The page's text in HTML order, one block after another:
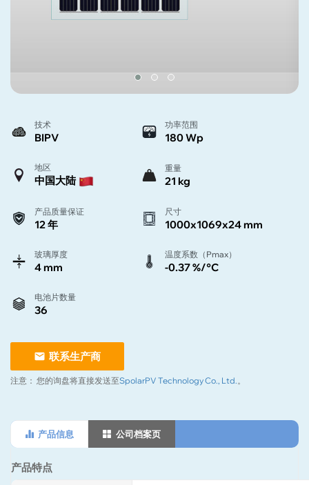
技术
BIPV
功率范围
180 Wp
地区
中国大陆
重量
21 kg
产品质量保证
12 年
尺寸
1000x1069x24 mm
玻璃厚度
4 mm
温度系数（Pmax）
-0.37 %/°C
电池片数量
36
联系生产商
注意： 您的询盘将直接发送至SpolarPV Technology Co., Ltd. 。
产品信息 公司档案页
产品特点